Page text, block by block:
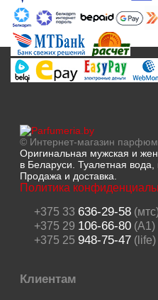
© Интернет-магазин
Оригинальная мужская и
в Беларуси. Туалетная
Продажа и доставка.
Политика
+375 33 636-29-58
+375 29 106-66-80(A1)
+375 25 948-75-47(life)
Клиентам